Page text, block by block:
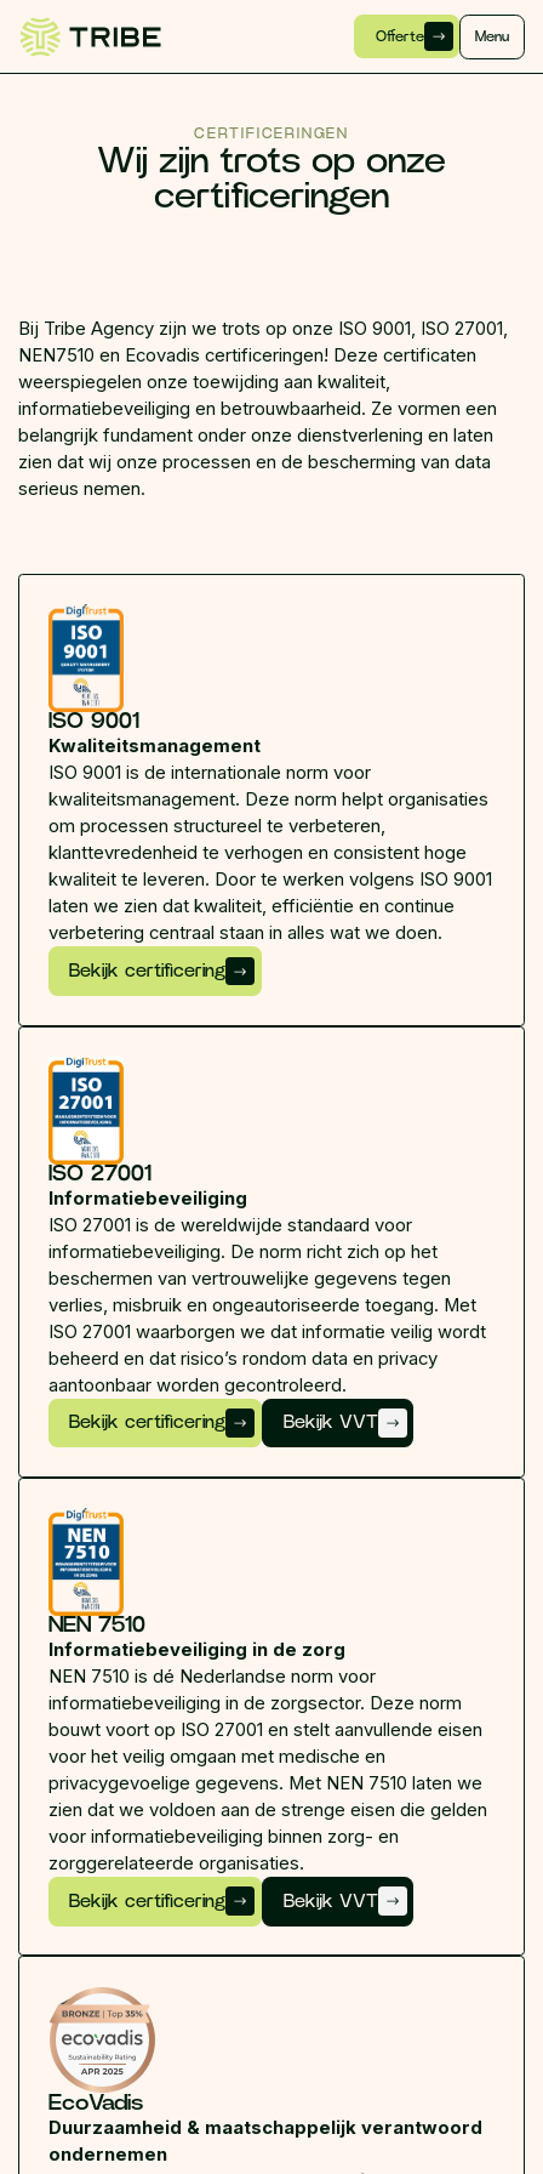
Offerte Menu
CERTIFICERINGEN
Wij zijn trots op onze
certificeringen
Bij Tribe Agency zijn we trots op onze ISO 9001, ISO 27001,
NEN7510 en Ecovadis certificeringen! Deze certificaten
weerspiegelen onze toewijding aan kwaliteit,
informatiebeveiliging en betrouwbaarheid. Ze vormen een
belangrijk fundament onder onze dienstverlening en laten
zien dat wij onze processen en de bescherming van data
serieus nemen.
ISO 9001
Kwaliteitsmanagement
ISO 9001 is de internationale norm voor
kwaliteitsmanagement. Deze norm helpt organisaties
om processen structureel te verbeteren,
klanttevredenheid te verhogen en consistent hoge
kwaliteit te leveren. Door te werken volgens ISO 9001
laten we zien dat kwaliteit, efficiëntie en continue
verbetering centraal staan in alles wat we doen.
Bekijk certificering
ISO 27001
Informatiebeveiliging
ISO 27001 is de wereldwijde standaard voor
informatiebeveiliging. De norm richt zich op het
beschermen van vertrouwelijke gegevens tegen
verlies, misbruik en ongeautoriseerde toegang. Met
ISO 27001 waarborgen we dat informatie veilig wordt
beheerd en dat risico’s rondom data en privacy
aantoonbaar worden gecontroleerd.
Bekijk certificering Bekijk VVT
NEN 7510
Informatiebeveiliging in de zorg
NEN 7510 is dé Nederlandse norm voor
informatiebeveiliging in de zorgsector. Deze norm
bouwt voort op ISO 27001 en stelt aanvullende eisen
voor het veilig omgaan met medische en
privacygevoelige gegevens. Met NEN 7510 laten we
zien dat we voldoen aan de strenge eisen die gelden
voor informatiebeveiliging binnen zorg- en
zorggerelateerde organisaties.
Bekijk certificering Bekijk VVT
EcoVadis
Duurzaamheid & maatschappelijk verantwoord
ondernemen